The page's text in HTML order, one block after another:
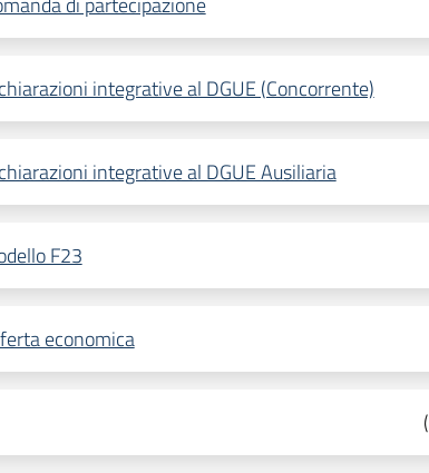
integrative al DGUE (Concorrente)
integrative al DGUE Ausiliaria
F23
economica
(